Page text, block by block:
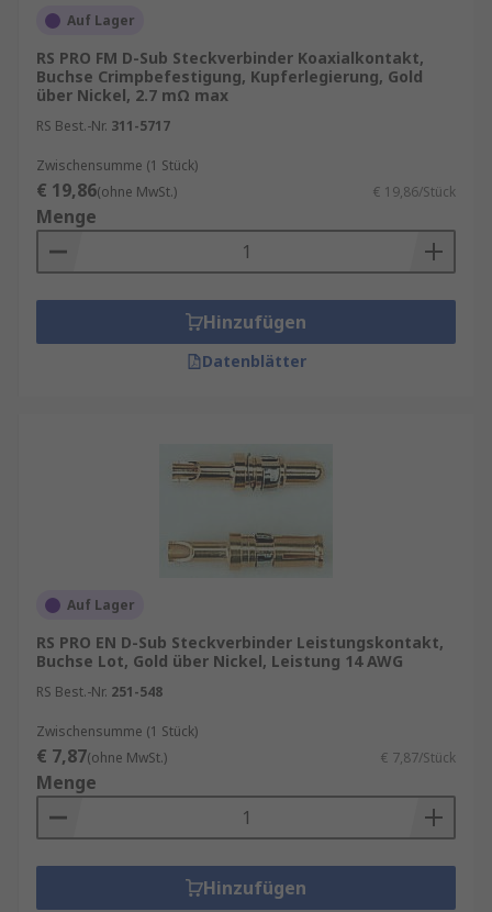
Auf Lager
RS PRO FM D-Sub Steckverbinder Koaxialkontakt,
Buchse Crimpbefestigung, Kupferlegierung, Gold
über Nickel, 2.7 mΩ max
RS Best.-Nr. 311-5717
Zwischensumme (1 Stück)
€ 19,86(ohne MwSt.) € 19,86/Stück
Menge
Hinzufügen
Datenblätter
Auf Lager
RS PRO EN D-Sub Steckverbinder Leistungskontakt,
Buchse Lot, Gold über Nickel, Leistung 14 AWG
RS Best.-Nr. 251-548
Zwischensumme (1 Stück)
€ 7,87(ohne MwSt.) € 7,87/Stück
Menge
Hinzufügen